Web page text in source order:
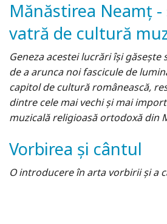
Mănăstirea Neamţ
vatră de cultură
Geneza acestei lucrări își
de a arunca noi fascicule de
capitol de cultură românească,
dintre cele mai vechi şi mai
muzicală religioasă ortodoxă din
Vorbirea și cântul
O introducere în arta vorbirii și a